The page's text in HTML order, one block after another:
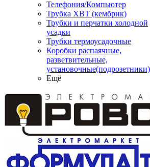
Телефония/Компьютер
Трубка ХВТ (кембрик)
Трубки и перчатки холодной
усадки
Трубки термоусадочные
Коробки распаячные,
разветвительные,
установочные(подрозетники)
Ещё